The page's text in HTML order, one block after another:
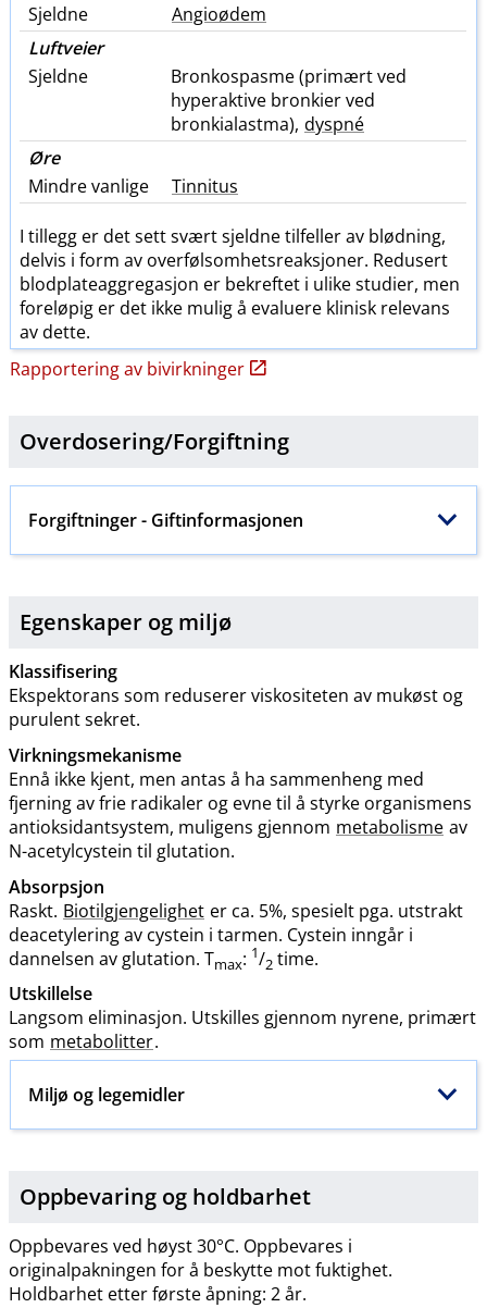
Sjeldne
Angioødem
Luftveier
Sjeldne
Bronkospasme (primært ved
hyperaktive bronkier ved
bronkialastma), dyspné
Øre
Mindre vanlige
Tinnitus
I tillegg er det sett svært sjeldne tilfeller av blødning,
delvis i form av overfølsomhetsreaksjoner. Redusert
blodplateaggregasjon er bekreftet i ulike studier, men
foreløpig er det ikke mulig å evaluere klinisk relevans
av dette.
Rapportering av bivirkninger
Overdosering​/​Forgiftning
Forgiftninger- Giftinformasjonen
Egenskaper og miljø
Klassifisering
Ekspektorans som reduserer viskositeten av mukøst og
purulent sekret.
Virkningsmekanisme
Ennå ikke kjent, men antas å ha sammenheng med
fjerning av frie radikaler og evne til å styrke organismens
antioksidantsystem, muligens gjennom metabolisme av
N-acetylcystein til glutation.
Absorpsjon
Raskt. Biotilgjengelighet er ca. 5%, spesielt pga. utstrakt
deacetylering av cystein i tarmen. Cystein inngår i
dannelsen av glutation. Tmax: 1/2 time.
Utskillelse
Langsom eliminasjon. Utskilles gjennom nyrene, primært
som metabolitter.
Miljø og legemidler
Oppbevaring og holdbarhet
Oppbevares ved høyst 30°C. Oppbevares i
originalpakningen for å beskytte mot fuktighet.
Holdbarhet etter første åpning: 2 år.